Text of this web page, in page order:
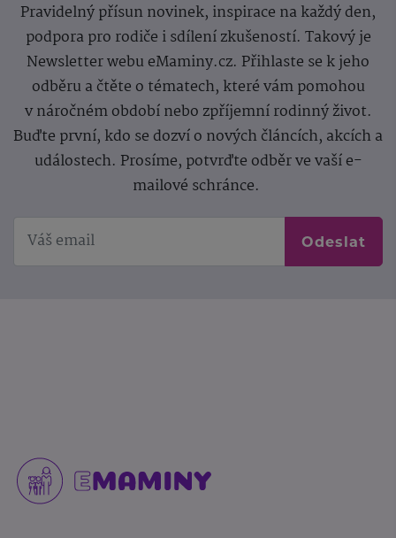
Pravidelný přísun novinek, inspirace na každý den,
podpora pro rodiče i sdílení zkušeností. Takový je
Newsletter webu eMaminy.cz. Přihlaste se k jeho
odběru a čtěte o tématech, které vám pomohou
v náročném období nebo zpříjemní rodinný život.
Buďte první, kdo se dozví o nových článcích, akcích a
událostech. Prosíme, potvrďte odběr ve vaší e-
mailové schránce.
Odeslat